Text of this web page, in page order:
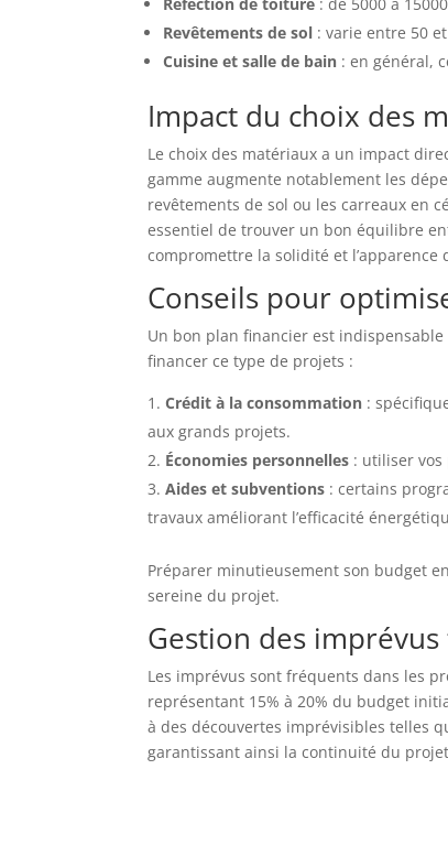
Réfection de toiture : de 5000 à
Revêtements de sol : varie entre 50
Cuisine et salle de bain : en général,
Impact du choix des
Le choix des matériaux a un impact
gamme augmente notablement les
revêtements de sol ou les carreaux en
essentiel de trouver un bon équilibre
compromettre la solidité et l’apparence
Conseils pour
Un bon plan financier est
financer ce type de projets :
Crédit à la consommation :
aux grands projets.
Économies personnelles : utiliser vos
Aides et subventions : certains
travaux améliorant l’efficacité
Préparer minutieusement son budget
sereine du projet.
Gestion des
Les imprévus sont fréquents dans les
représentant 15% à 20% du budget
à des découvertes imprévisibles telles
garantissant ainsi la continuité du